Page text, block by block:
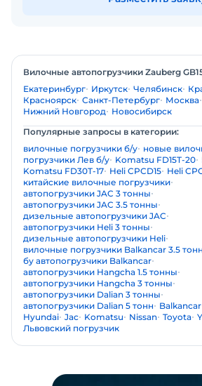
Вилочные автопогрузчики Zauberg
Екатеринбург Иркутск Челябинск
Красноярск Санкт-Петербург Москва
Нижний Новгород Новосибирск
Популярные запросы в категории:
вилочные погрузчики б/у новые
погрузчики Лев б/у Komatsu FD15T-20
Komatsu FD30T-17 Heli CPCD15 Heli
китайские вилочные погрузчики
автопогрузчики JAC 3 тонны
автопогрузчики JAC 3.5 тонны
дизельные автопогрузчики JAC
автопогрузчики Heli 3 тонны
дизельные автопогрузчики Heli
вилочные погрузчики Balkancar 3.5
бу автопогрузчики Balkancar
автопогрузчики Hangcha 1.5 тонны
автопогрузчики Hangcha 3 тонны
автопогрузчики Dalian 3 тонны
автопогрузчики Dalian 5 тонн
Balkancar
Hyundai Jac Komatsu Nissan Toyota
Львовский погрузчик